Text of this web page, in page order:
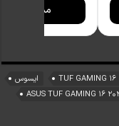
همراه کابل
مشاهده
TUF GAMING 16
ایسوس